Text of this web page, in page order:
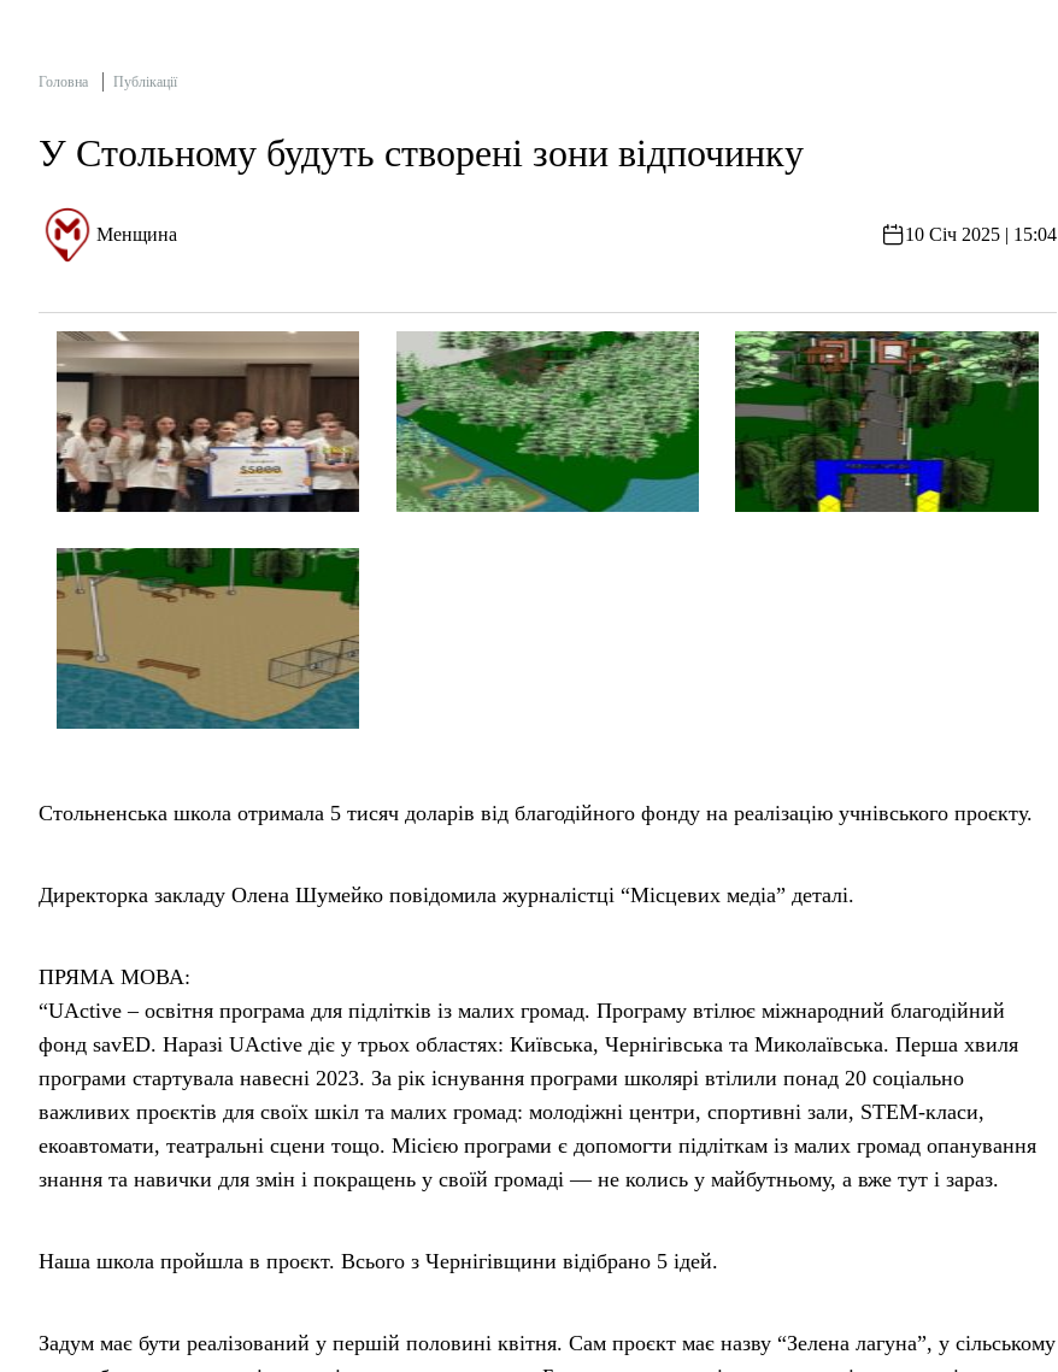
Головна Публікації
У Стольному будуть створені зони відпочинку
Менщина 10 Січ 2025 | 15:04
Стольненська школа отримала 5 тисяч доларів від благодійного фонду на реалізацію учнівського проєкту.
Директорка закладу Олена Шумейко повідомила журналістці “Місцевих медіа” деталі.
ПРЯМА МОВА:
“UActive – освітня програма для підлітків із малих громад. Програму втілює міжнародний благодійний
фонд savED. Наразі UActive діє у трьох областях: Київська, Чернігівська та Миколаївська. Перша хвиля
програми стартувала навесні 2023. За рік існування програми школярі втілили понад 20 соціально
важливих проєктів для своїх шкіл та малих громад: молодіжні центри, спортивні зали, STEM-класи,
екоавтомати, театральні сцени тощо. Місією програми є допомогти підліткам із малих громад опанування
знання та навички для змін і покращень у своїй громаді — не колись у майбутньому, а вже тут і зараз.
Наша школа пройшла в проєкт. Всього з Чернігівщини відібрано 5 ідей.
Задум має бути реалізований у першій половині квітня. Сам проєкт має назву “Зелена лагуна”, у сільському